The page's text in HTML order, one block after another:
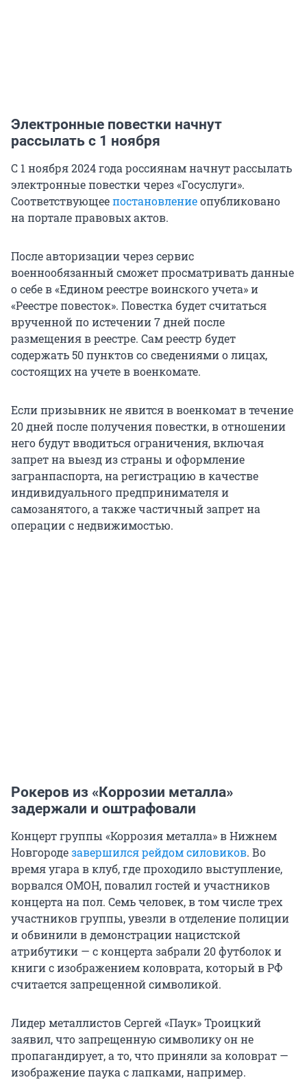
Электронные повестки начнут
рассылать с 1 ноября
С 1 ноября 2024 года россиянам начнут рассылать
электронные повестки через «Госуслуги».
Соответствующеепостановлениеопубликовано
на портале правовых актов.
После авторизации через сервис
военнообязанный сможет просматривать данные
о себе в «Едином реестре воинского учета» и
«Реестре повесток». Повестка будет считаться
врученной по истечении 7 дней после
размещения в реестре. Сам реестр будет
содержать 50 пунктов со сведениями о лицах,
состоящих на учете в военкомате.
Если призывник не явится в военкомат в течение
20 дней после получения повестки, в отношении
него будут вводиться ограничения, включая
запрет на выезд из страны и оформление
загранпаспорта, на регистрацию в качестве
индивидуального предпринимателя и
самозанятого, а также частичный запрет на
операции с недвижимостью.
Рокеров из «Коррозии металла»
задержали и оштрафовали
Концерт группы «Коррозия металла» в Нижнем
Новгородезавершился рейдом силовиков. Во
время угара в клуб, где проходило выступление,
ворвался ОМОН, повалил гостей и участников
концерта на пол. Семь человек, в том числе трех
участников группы, увезли в отделение полиции
и обвинили в демонстрации нацистской
атрибутики — с концерта забрали 20 футболок и
книги с изображением коловрата, который в РФ
считается запрещенной символикой.
Лидер металлистов Сергей «Паук» Троицкий
заявил, что запрещенную символику он не
пропагандирует, а то, что приняли за коловрат —
изображение паука с лапками, например.